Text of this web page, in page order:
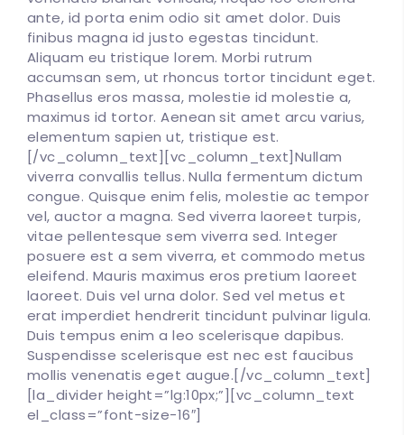
ante, id porta enim odio sit amet dolor. Duis
finibus magna id justo egestas tincidunt.
Aliquam eu tristique lorem. Morbi rutrum
accumsan sem, ut rhoncus tortor tincidunt eget.
Phasellus eros massa, molestie id molestie a,
maximus id tortor. Aenean sit amet arcu varius,
elementum sapien ut, tristique est.
[/vc_column_text][vc_column_text]Nullam
viverra convallis tellus. Nulla fermentum dictum
congue. Quisque enim felis, molestie ac tempor
vel, auctor a magna. Sed viverra laoreet turpis,
vitae pellentesque sem viverra sed. Integer
posuere est a sem viverra, et commodo metus
eleifend. Mauris maximus eros pretium laoreet
laoreet. Duis vel urna dolor. Sed vel metus et
erat imperdiet hendrerit tincidunt pulvinar ligula.
Duis tempus enim a leo scelerisque dapibus.
Suspendisse scelerisque est nec est faucibus
mollis venenatis eget augue.[/vc_column_text]
[la_divider height=”lg:10px;”][vc_column_text
el_class=”font-size-16″]